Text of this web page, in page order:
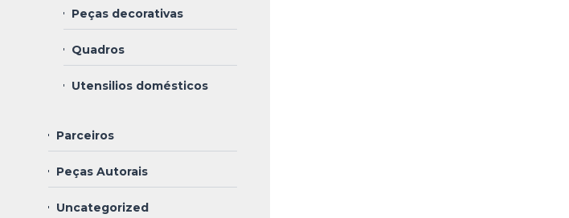
Peças decorativas
Quadros
Utensilios domésticos
Parceiros
Peças Autorais
Uncategorized